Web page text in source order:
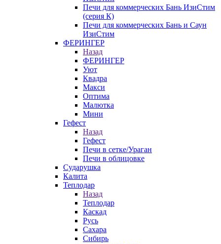
Печи для коммерческих Бань ИзиСтим
(серия К)
Печи для коммерческих Бань и Саун
ИзиСтим
ФЕРИНГЕР
Назад
ФЕРИНГЕР
Уют
Квадра
Макси
Оптима
Малютка
Мини
Гефест
Назад
Гефест
Печи в сетке/Ураган
Печи в облицовке
Сударушка
Калита
Теплодар
Назад
Теплодар
Каскад
Русь
Сахара
Сибирь